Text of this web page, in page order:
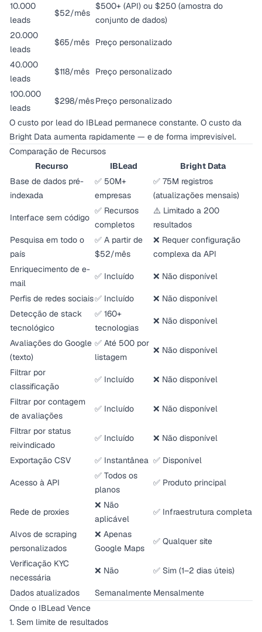
10.000
leads
$52/mês
$500+ (API) ou $250 (amostra do
conjunto de dados)
20.000
leads
$65/mês Preço personalizado
40.000
leads
$118/mês Preço personalizado
100.000
leads
$298/mêsPreço personalizado
O custo por lead do IBLead permanece constante. O custo da
Bright Data aumenta rapidamente — e de forma imprevisível.
Comparação de Recursos
Recurso
IBLead
Bright Data
Base de dados pré-
indexada
✅ 50M+
empresas
✅ 75M registros
(atualizações mensais)
Interface sem código
✅ Recursos
completos
⚠️ Limitado a 200
resultados
Pesquisa em todo o
país
✅ A partir de
$52/mês
❌ Requer configuração
complexa da API
Enriquecimento de e-
mail
✅ Incluído ❌ Não disponível
Perfis de redes sociais✅ Incluído
❌ Não disponível
Detecção de stack
tecnológico
✅ 160+
tecnologias
❌ Não disponível
Avaliações do Google
(texto)
✅ Até 500 por
listagem
❌ Não disponível
Filtrar por
classificação
✅ Incluído ❌ Não disponível
Filtrar por contagem
de avaliações
✅ Incluído ❌ Não disponível
Filtrar por status
reivindicado
✅ Incluído ❌ Não disponível
Exportação CSV ✅ Instantânea ✅ Disponível
Acesso à API
✅ Todos os
planos
✅ Produto principal
Rede de proxies
❌ Não
aplicável
✅ Infraestrutura completa
Alvos de scraping
personalizados
❌ Apenas
Google Maps
✅ Qualquer site
Verificação KYC
necessária
❌ Não ✅ Sim (1–2 dias úteis)
Dados atualizados Semanalmente Mensalmente
Onde o IBLead Vence
1. Sem limite de resultados